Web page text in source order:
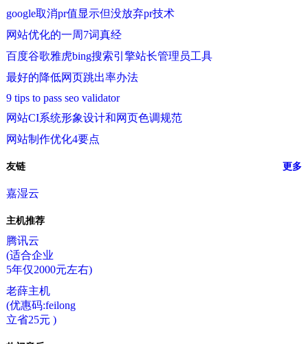
google取消pr值显示但没放弃pr技术
网站优化的一周7词真经
百度谷歌雅虎bing搜索引擎站长管理员工具
最好的降低网页跳出率办法
9 tips to pass seo validator
网站CI系统形象设计和网页色调规范
网站制作优化4要点
友链 更多
嘉湿云
主机推荐
腾讯云
(适合企业
5年仅2000元左右)
老薛主机
(优惠码:feilong
立省25元 )